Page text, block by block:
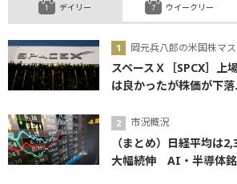
デイリー
岡元兵八郎の米国株マ
スペースＸ［SPCX］上
は良かったが株価が下落
市況概況
（まとめ）日経平均は
大幅続伸 AI・半導体
ウイークリー